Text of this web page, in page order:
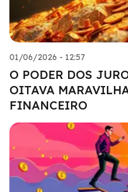
01/06/2026 - 12:57
O PODER DOS
OITAVA
FINANCEIRO